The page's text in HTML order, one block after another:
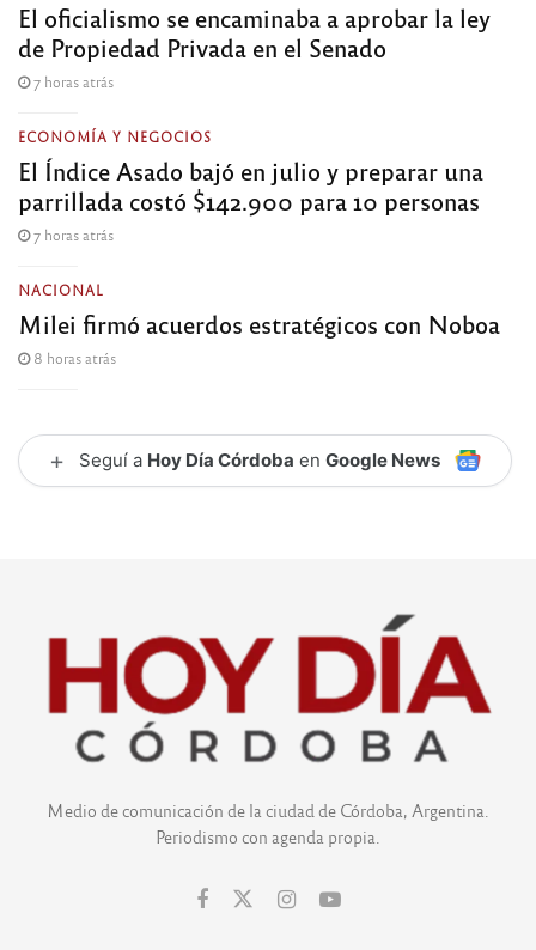
El oficialismo se encaminaba a aprobar la ley
de Propiedad Privada en el Senado
7 horas atrás
ECONOMÍA Y NEGOCIOS
El Índice Asado bajó en julio y preparar una
parrillada costó $142.900 para 10 personas
7 horas atrás
NACIONAL
Milei firmó acuerdos estratégicos con Noboa
8 horas atrás
+ Seguí a Hoy Día Córdoba en Google News
Medio de comunicación de la ciudad de Córdoba, Argentina.
Periodismo con agenda propia.